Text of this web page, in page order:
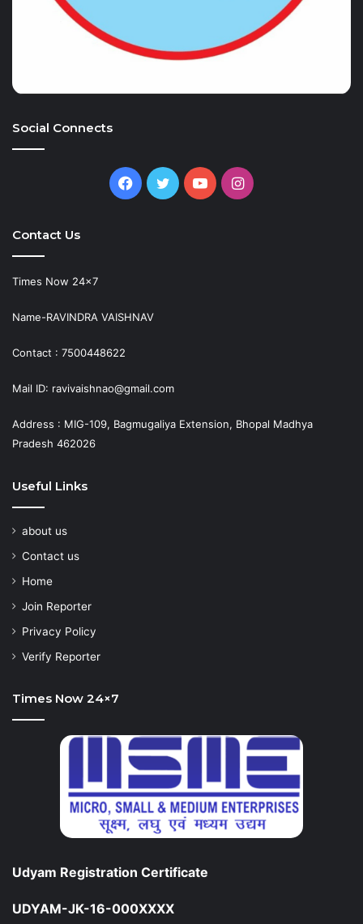
Social Connects
Facebook
TwitterYouTubeInstagram
Contact Us
Times Now 24×7
Name-RAVINDRA VAISHNAV
Contact : 7500448622
Mail ID: ravivaishnao@gmail.com
Address : MIG-109, Bagmugaliya Extension, Bhopal Madhya
Pradesh 462026
Useful Links
about us
Contact us
Home
Join Reporter
Privacy Policy
Verify Reporter
Times Now 24×7
Udyam Registration Certificate
UDYAM-JK-16-000XXXX